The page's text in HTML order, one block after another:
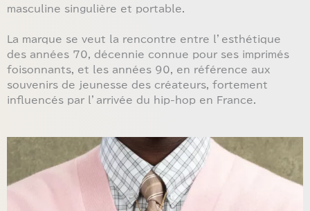
masculine singulière et portable.
La marque se veut la rencontre entre l’esthétique
des années 70, décennie connue pour ses imprimés
foisonnants, et les années 90, en référence aux
souvenirs de jeunesse des créateurs, fortement
influencés par l’arrivée du hip-hop en France.